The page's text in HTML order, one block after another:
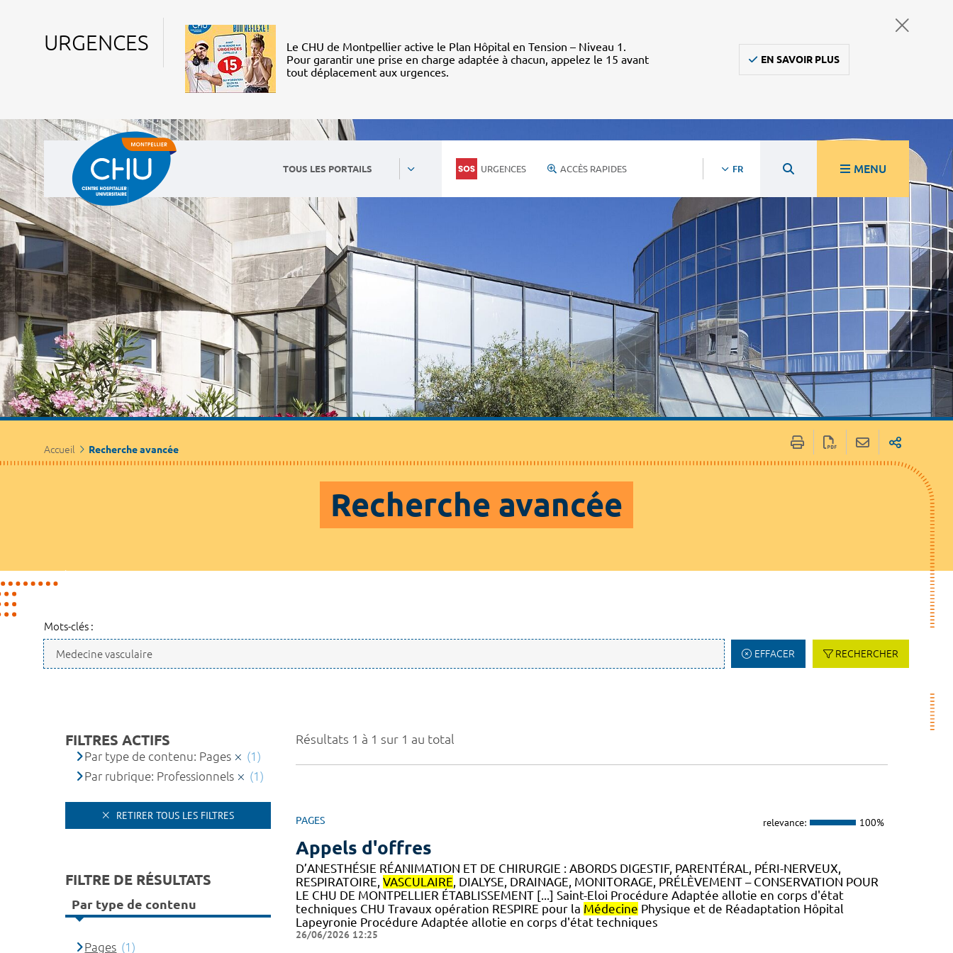
URGENCES
Le CHU de Montpellier active le Plan Hôpital en Tension – Niveau 1.
Pour garantir une prise en charge adaptée à chacun, appelez le 15 avant
tout déplacement aux urgences.
EN SAVOIR PLUS
TOUS LES PORTAILS URGENCES ACCÈS RAPIDES FR MENU
Accueil Recherche avancée
Recherche avancée
Mots-clés :
EFFACER RECHERCHER
Résultats 1 à 1 sur 1 au total
PAGES relevance: 100%
Appels d'offres
D’ANESTHÉSIE RÉANIMATION ET DE CHIRURGIE : ABORDS DIGESTIF, PARENTÉRAL, PÉRI-NERVEUX,
RESPIRATOIRE, VASCULAIRE, DIALYSE, DRAINAGE, MONITORAGE, PRÉLÈVEMENT – CONSERVATION POUR
LE CHU DE MONTPELLIER ÉTABLISSEMENT [...] Saint-Eloi Procédure Adaptée allotie en corps d'état
techniques CHU Travaux opération RESPIRE pour la Médecine Physique et de Réadaptation Hôpital
Lapeyronie Procédure Adaptée allotie en corps d'état techniques
26/06/2026 12:25
FILTRES ACTIFS
Par type de contenu: Pages
(1)
Par rubrique: Professionnels
(1)
RETIRER TOUS LES FILTRES
FILTRE DE RÉSULTATS
Par type de contenu
Pages (1)